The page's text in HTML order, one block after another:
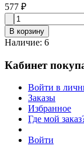
577 ₽
В корзину
Наличие: 6
Кабинет
Войти в
Заказы
Избранное
Где мой
Войти